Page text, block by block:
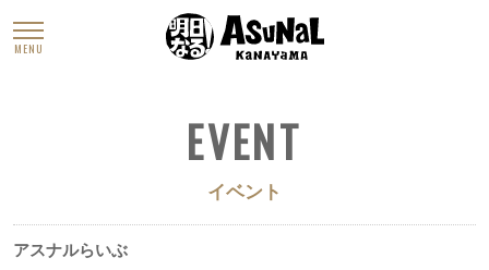
MENU
EVENT
イベント
アスナルらいぶ